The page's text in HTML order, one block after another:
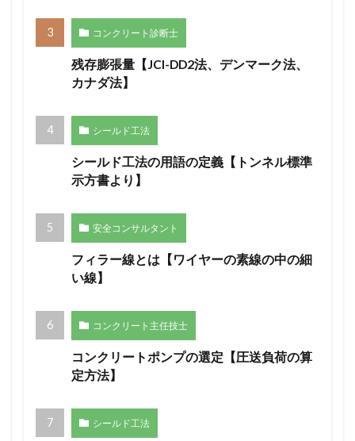
コンクリート診断士
残存膨張量【JCI-DD2法、デンマーク法、
カナダ法】
シールド工法
シールド工法の用語の定義【トンネル標準
示方書より】
安全コンサルタント
フィラー線とは【ワイヤーの素線の中の細
い線】
コンクリート主任技士
コンクリートポンプの選定【圧送負荷の算
定方法】
シールド工法